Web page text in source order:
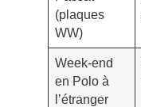
(plaques
WW)
Week-end
en Polo à
l’étranger